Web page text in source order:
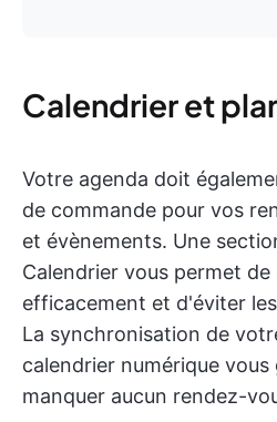
Calendrier et
Votre agenda doit
de commande pour vos
et évènements. Une
Calendrier vous permet
efficacement et d'éviter
La synchronisation de
calendrier numérique
manquer aucun rendez-